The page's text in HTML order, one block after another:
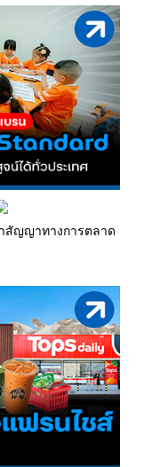
สัญญาทางการตลาด